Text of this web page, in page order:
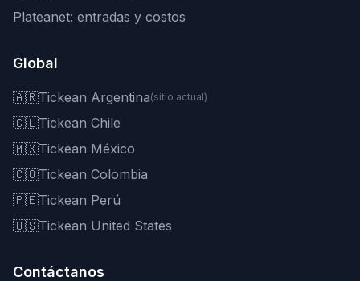
Plateanet: entradas y costos
Global
🇦🇷Tickean Argentina(sitio actual)
🇨🇱Tickean Chile
🇲🇽Tickean México
🇨🇴Tickean Colombia
🇵🇪Tickean Perú
🇺🇸Tickean United States
Contáctanos